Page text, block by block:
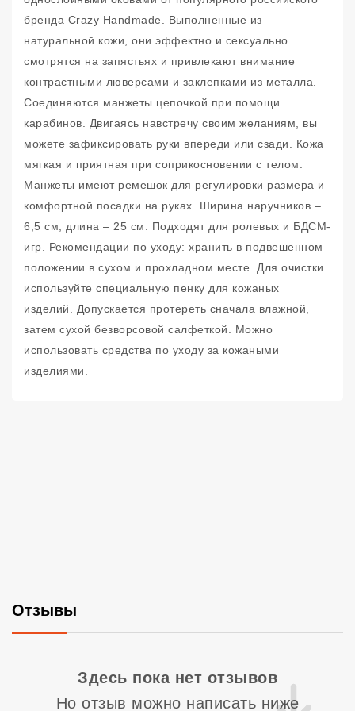
бренда Crazy Handmade. Выполненные из
натуральной кожи, они эффектно и сексуально
смотрятся на запястьях и привлекают внимание
контрастными люверсами и заклепками из металла.
Соединяются манжеты цепочкой при помощи
карабинов. Двигаясь навстречу своим желаниям, вы
можете зафиксировать руки впереди или сзади. Кожа
мягкая и приятная при соприкосновении с телом.
Манжеты имеют ремешок для регулировки размера и
комфортной посадки на руках. Ширина наручников –
6,5 см, длина – 25 см. Подходят для ролевых и БДСМ-
игр. Рекомендации по уходу: хранить в подвешенном
положении в сухом и прохладном месте. Для очистки
используйте специальную пенку для кожаных
изделий. Допускается протереть сначала влажной,
затем сухой безворсовой салфеткой. Можно
использовать средства по уходу за кожаными
изделиями.
Отзывы
Здесь пока нет отзывов
Но отзыв можно написать ниже